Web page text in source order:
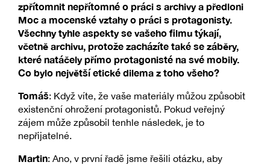
zpřítomnit nepřítomné o práci s archivy a předloni
Moc a mocenské vztahy o práci s protagonisty.
Všechny tyhle aspekty se vašeho filmu týkají,
včetně archivu, protože zacházíte také se záběry,
které natáčely přímo protagonisté na své mobily.
Co bylo největší etické dilema z toho všeho?
Tomáš: Když víte, že vaše materiály můžou způsobit
existenční ohrožení protagonistů. Pokud veřejný
zájem může způsobil tenhle následek, je to
nepřijatelné.
Martin: Ano, v první řadě jsme řešili otázku, aby